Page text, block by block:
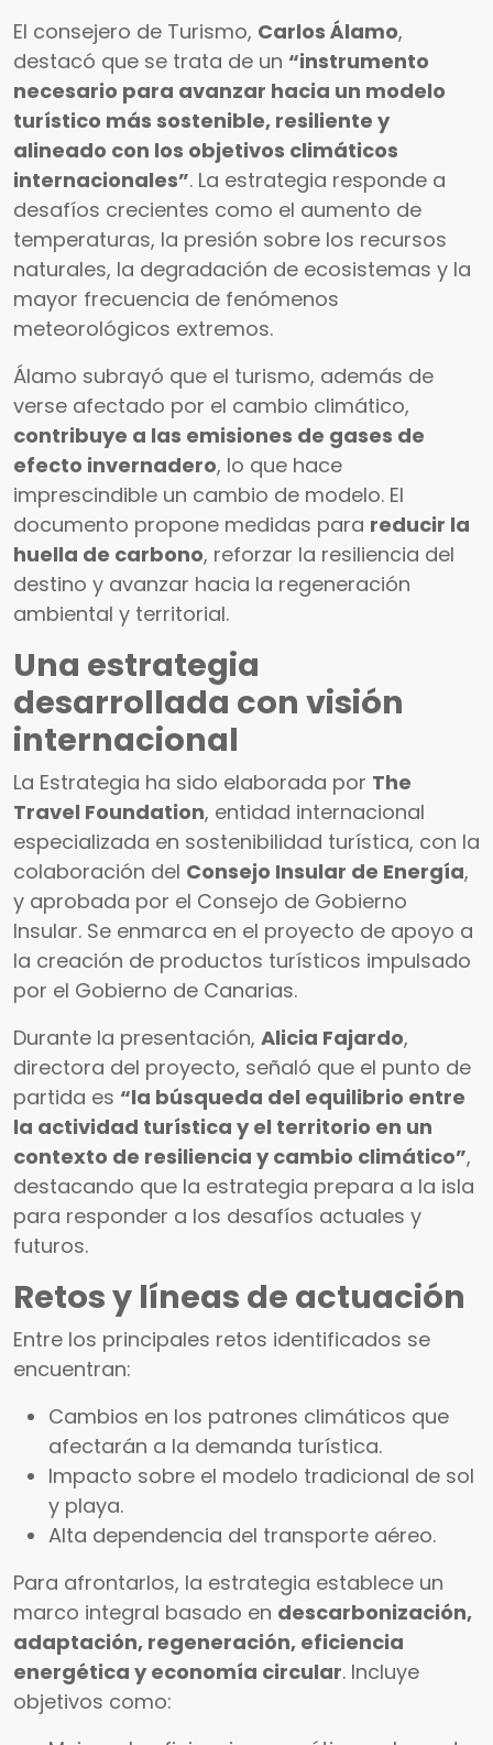
El consejero de Turismo, Carlos Álamo,
destacó que se trata de un “instrumento
necesario para avanzar hacia un modelo
turístico más sostenible, resiliente y
alineado con los objetivos climáticos
internacionales”. La estrategia responde a
desafíos crecientes como el aumento de
temperaturas, la presión sobre los recursos
naturales, la degradación de ecosistemas y la
mayor frecuencia de fenómenos
meteorológicos extremos.
Álamo subrayó que el turismo, además de
verse afectado por el cambio climático,
contribuye a las emisiones de gases de
efecto invernadero, lo que hace
imprescindible un cambio de modelo. El
documento propone medidas para reducir la
huella de carbono, reforzar la resiliencia del
destino y avanzar hacia la regeneración
ambiental y territorial.
Una estrategia
desarrollada con visión
internacional
La Estrategia ha sido elaborada por The
Travel Foundation, entidad internacional
especializada en sostenibilidad turística, con la
colaboración del Consejo Insular de Energía,
y aprobada por el Consejo de Gobierno
Insular. Se enmarca en el proyecto de apoyo a
la creación de productos turísticos impulsado
por el Gobierno de Canarias.
Durante la presentación, Alicia Fajardo,
directora del proyecto, señaló que el punto de
partida es “la búsqueda del equilibrio entre
la actividad turística y el territorio en un
contexto de resiliencia y cambio climático”,
destacando que la estrategia prepara a la isla
para responder a los desafíos actuales y
futuros.
Retos y líneas de actuación
Entre los principales retos identificados se
encuentran:
Cambios en los patrones climáticos que
afectarán a la demanda turística.
Impacto sobre el modelo tradicional de sol
y playa.
Alta dependencia del transporte aéreo.
Para afrontarlos, la estrategia establece un
marco integral basado en descarbonización,
adaptación, regeneración, eficiencia
energética y economía circular. Incluye
objetivos como: